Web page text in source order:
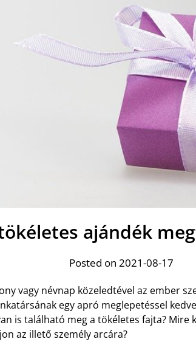
ajándék
Posted on 2021-08-17
vagy névnap közeledtével az ember
egy apró meglepetéssel
is található meg a tökéletes fajta? Mire
az illető személy arcára?